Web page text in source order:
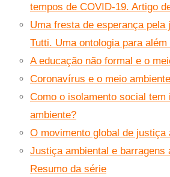
tempos de COVID-19. Artigo
Uma fresta de esperança pela
Tutti. Uma ontologia para
A educação não formal e o
Coronavírus e o meio ambiente
Como o isolamento social tem
ambiente?
O movimento global de justiça
Justiça ambiental e barragens
Resumo da série